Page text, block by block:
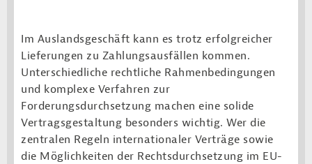
Im Auslandsgeschäft kann es trotz erfolgreicher
Lieferungen zu Zahlungsausfällen kommen.
Unterschiedliche rechtliche Rahmenbedingungen
und komplexe Verfahren zur
Forderungsdurchsetzung machen eine solide
Vertragsgestaltung besonders wichtig. Wer die
zentralen Regeln internationaler Verträge sowie
die Möglichkeiten der Rechtsdurchsetzung im EU-